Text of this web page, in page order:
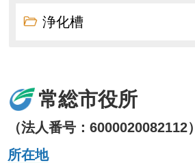
浄化槽
常総市役所
（法人番号：6000020082112）
所在地